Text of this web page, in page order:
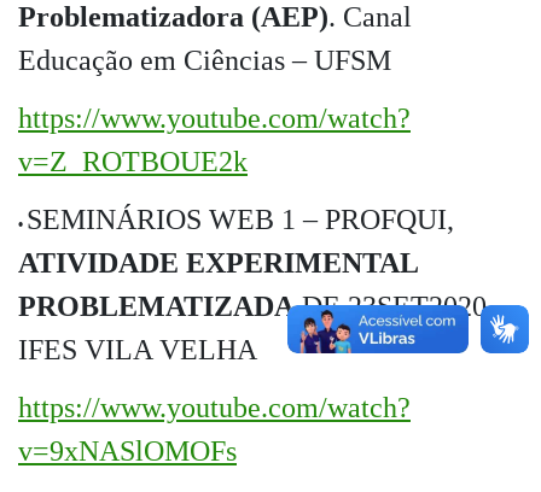
Problematizadora (AEP). Canal
Educação em Ciências – UFSM
https://www.youtube.com/watch?
v=Z_ROTBOUE2k
• SEMINÁRIOS WEB 1 – PROFQUI,
ATIVIDADE EXPERIMENTAL
PROBLEMATIZADADE 23SET2020.
IFES VILA VELHA
https://www.youtube.com/watch?
v=9xNASlOMOFs